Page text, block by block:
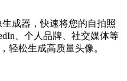
成器，快速将您的自拍照
、个人品牌、社交媒体等
轻松生成高质量头像。